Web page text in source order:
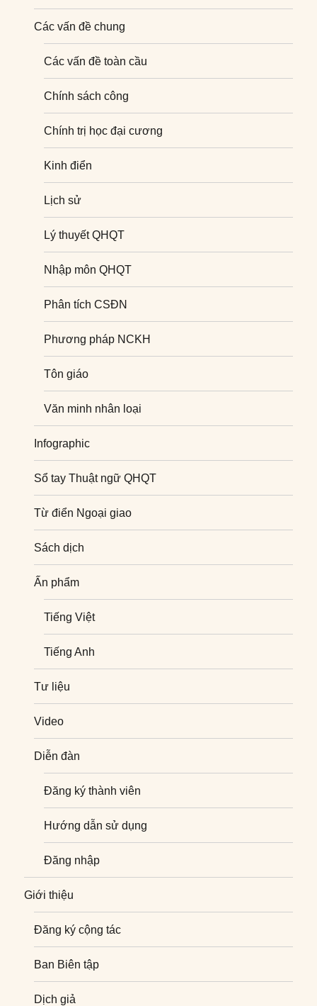
Nghiên cứu quốc tế
Các vấn đề chung
Các vấn đề toàn cầu
Chính sách công
Chính trị học đại cương
Kinh điển
Lịch sử
Lý thuyết QHQT
Nhập môn QHQT
Phân tích CSĐN
Phương pháp NCKH
Tôn giáo
Văn minh nhân loại
Infographic
Sổ tay Thuật ngữ QHQT
Từ điển Ngoại giao
Sách dịch
Ấn phẩm
Tiếng Việt
Tiếng Anh
Tư liệu
Video
Diễn đàn
Đăng ký thành viên
Hướng dẫn sử dụng
Đăng nhập
Giới thiệu
Đăng ký cộng tác
Ban Biên tập
Dịch giả